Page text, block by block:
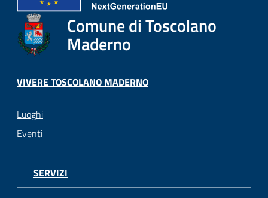
Comune di Toscolano
Maderno
VIVERE TOSCOLANO MADERNO
Luoghi
Eventi
SERVIZI